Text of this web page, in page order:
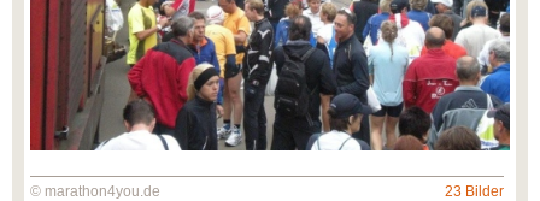
© marathon4you.de 23 Bilder